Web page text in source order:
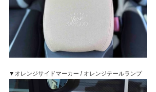
▼オレンジサイドマーカー / オレンジテールランプ